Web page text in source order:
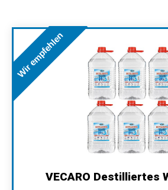
Wir empfehlen
VECARO Destilliertes